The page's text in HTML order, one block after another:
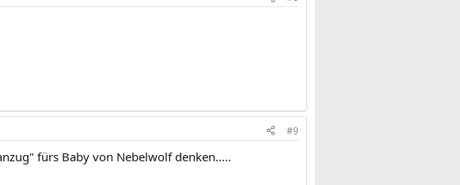
#9
fürs Baby von Nebelwolf denken.....